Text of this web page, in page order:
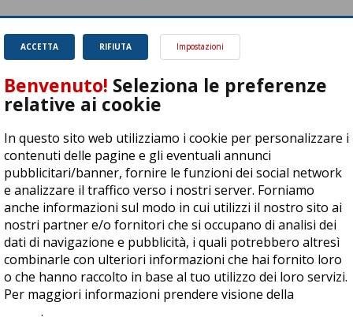
SQUASH.it: Il punto di riferimento quotidiano per tutti gli amanti di questo
magnifico sport.
Leggi
RIFIUTA
ACCETTA Impostazioni
Benvenuto! Seleziona le preferenze
relative ai cookie
In questo sito web utilizziamo i cookie per personalizzare i
contenuti delle pagine e gli eventuali annunci
pubblicitari/banner, fornire le funzioni dei social network
e analizzare il traffico verso i nostri server. Forniamo
anche informazioni sul modo in cui utilizzi il nostro sito ai
nostri partner e/o fornitori che si occupano di analisi dei
dati di navigazione e pubblicità, i quali potrebbero altresì
combinarle con ulteriori informazioni che hai fornito loro
o che hanno raccolto in base al tuo utilizzo dei loro servizi.
Per maggiori informazioni prendere visione della
.
ASD Let's Sport - Via T. Olivelli 3, 25014 Castenedolo (BS) - P. Iva:
04278030988
© Copyright 2015 | All Rights Reserved - Powered byDynDevice
Privacy Policy Cookie Policy Accessibilità Sitemap